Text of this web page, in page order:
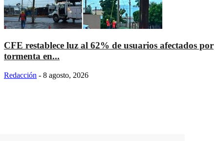
CFE restablece luz al 62% de usuarios afectados por
tormenta en...
Redacción - 8 agosto, 2026